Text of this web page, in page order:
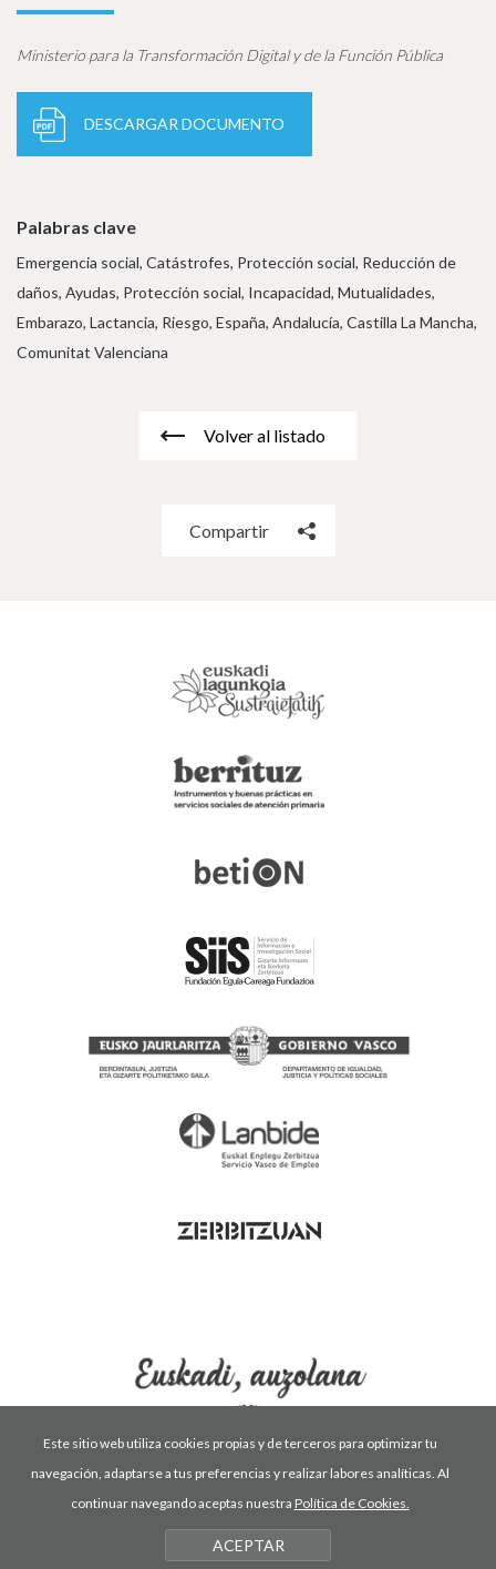
Ministerio para la Transformación Digital y de la Función Pública
DESCARGAR DOCUMENTO
Palabras clave
Emergencia social, Catástrofes, Protección social, Reducción de
daños, Ayudas, Protección social, Incapacidad, Mutualidades,
Embarazo, Lactancia, Riesgo, España, Andalucía, Castilla La Mancha,
Comunitat Valenciana
Volver al listado
Compartir
Condiciones de uso
Política de privacidad
Política de cookies
Este sitio web utiliza cookies propias y de terceros para optimizar tu
navegación, adaptarse a tus preferencias y realizar labores analíticas. Al
continuar navegando aceptas nuestra Política de Cookies.
ACEPTAR